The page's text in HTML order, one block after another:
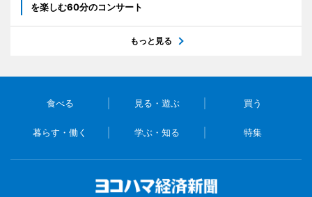
を楽しむ60分のコンサート
もっと見る
食べる 見る・遊ぶ 買う
暮らす・働く 学ぶ・知る 特集